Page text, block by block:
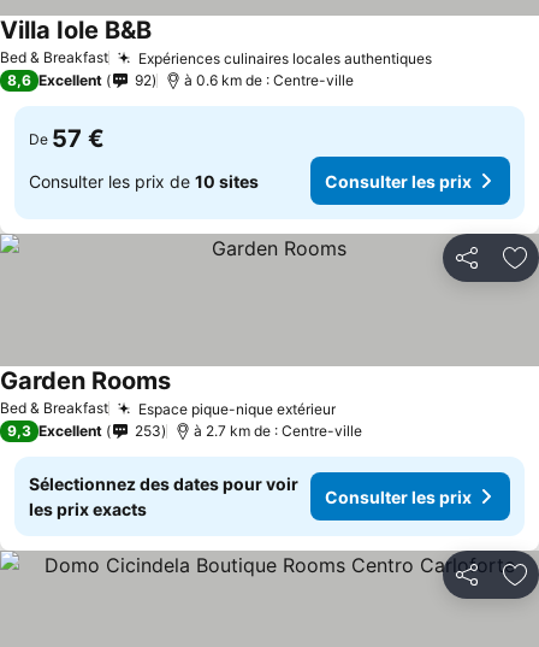
Bed & Breakfast Expériences culinaires locales authentiques
Villa Iole B&B
8,6 Excellent 92 à 0.6 km de : Centre-ville
De 57 €
Consulter les prix de 10 sites Consulter les prix
Partager
Bed & Breakfast Espace pique-nique extérieur
Garden Rooms
9,3 Excellent 253 à 2.7 km de : Centre-ville
Sélectionnez des dates pour voir
les prix exacts
Consulter les prix
Partager